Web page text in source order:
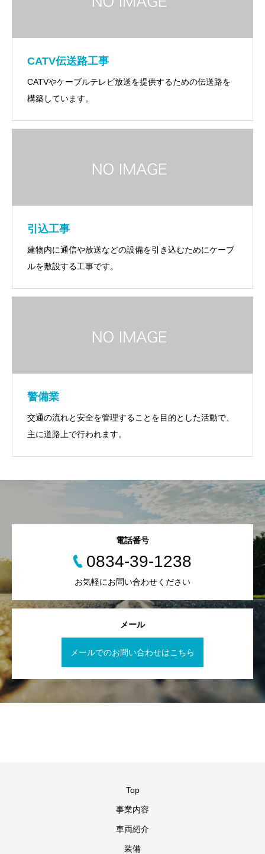
CATV伝送路工事
CATVやケーブルテレビ放送を提供するための伝送路を
構築しています。
引込工事
建物内に通信や放送などの設備を引き込むためにケーブ
ルを敷設する工事です。
警備業
交通の流れと安全を管理することを目的とした活動で、
主に道路上で行われます。
メール
メールでのお問い合わせはこちら
電話番号
0834-39-1238
お気軽にお問い合わせください
Top
事業内容
車両紹介
装備